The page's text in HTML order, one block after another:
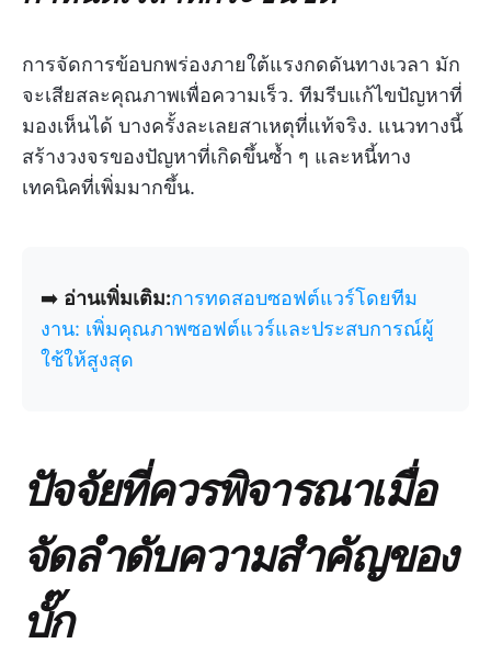
การจัดการข้อบกพร่องภายใต้แรงกดดันทางเวลา มัก
จะเสียสละคุณภาพเพื่อความเร็ว. ทีมรีบแก้ไขปัญหาที่
มองเห็นได้ บางครั้งละเลยสาเหตุที่แท้จริง. แนวทางนี้
สร้างวงจรของปัญหาที่เกิดขึ้นซ้ำ ๆ และหนี้ทาง
เทคนิคที่เพิ่มมากขึ้น.
➡️ อ่านเพิ่มเติม:การทดสอบซอฟต์แวร์โดยทีม
งาน: เพิ่มคุณภาพซอฟต์แวร์และประสบการณ์ผู้
ใช้ให้สูงสุด
ปัจจัยที่ควรพิจารณาเมื่อ
จัดลำดับความสำคัญของ
บั๊ก